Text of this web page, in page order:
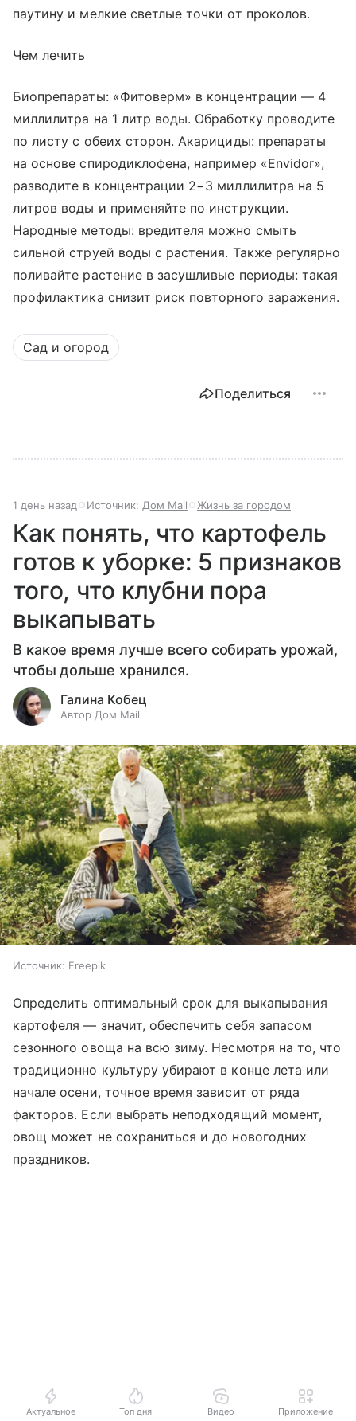
паутину и мелкие светлые точки от проколов.
Чем лечить
Биопрепараты: «Фитоверм» в концентрации — 4
миллилитра на 1 литр воды. Обработку проводите
по листу с обеих сторон. Акарициды: препараты
на основе спиродиклофена, например «Envidor»,
разводите в концентрации 2−3 миллилитра на 5
литров воды и применяйте по инструкции.
Народные методы: вредителя можно смыть
сильной струей воды с растения. Также регулярно
поливайте растение в засушливые периоды: такая
профилактика снизит риск повторного заражения.
Сад и огород
Поделиться
1 день назад Источник: Дом Mail Жизнь за городом
Как понять, что картофель
готов к уборке: 5 признаков
того, что клубни пора
выкапывать
В какое время лучше всего собирать урожай,
чтобы дольше хранился.
Галина Кобец
Автор Дом Mail
Источник: Freepik
Определить оптимальный срок для выкапывания
картофеля — значит, обеспечить себя запасом
сезонного овоща на всю зиму. Несмотря на то, что
традиционно культуру убирают в конце лета или
начале осени, точное время зависит от ряда
факторов. Если выбрать неподходящий момент,
овощ может не сохраниться и до новогодних
праздников.
Актуальное Топ дня Видео Приложение